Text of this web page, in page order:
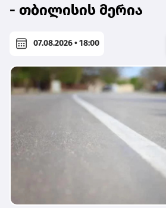
- თბილისის მერია
07.08.2026 • 18:00